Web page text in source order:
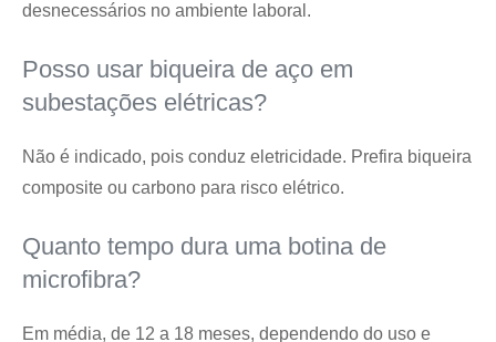
desnecessários no ambiente laboral.
Posso usar biqueira de aço em
subestações elétricas?
Não é indicado, pois conduz eletricidade. Prefira biqueira
composite ou carbono para risco elétrico.
Quanto tempo dura uma botina de
microfibra?
Em média, de 12 a 18 meses, dependendo do uso e